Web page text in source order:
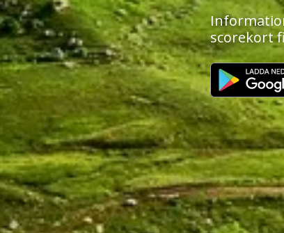
scorekort